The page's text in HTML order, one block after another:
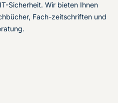
Sicherheit. Wir bieten Ihnen
Fach-zeitschriften und